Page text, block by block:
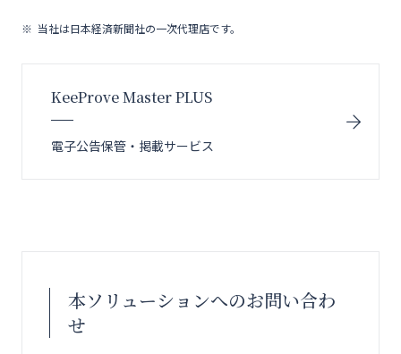
当社は日本経済新聞社の一次代理店です。
KeeProve Master PLUS
電子公告保管・掲載サービス
本ソリューションへのお問い合わ
せ